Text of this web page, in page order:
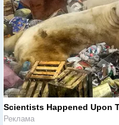
Scientists Happened Upon
Реклама